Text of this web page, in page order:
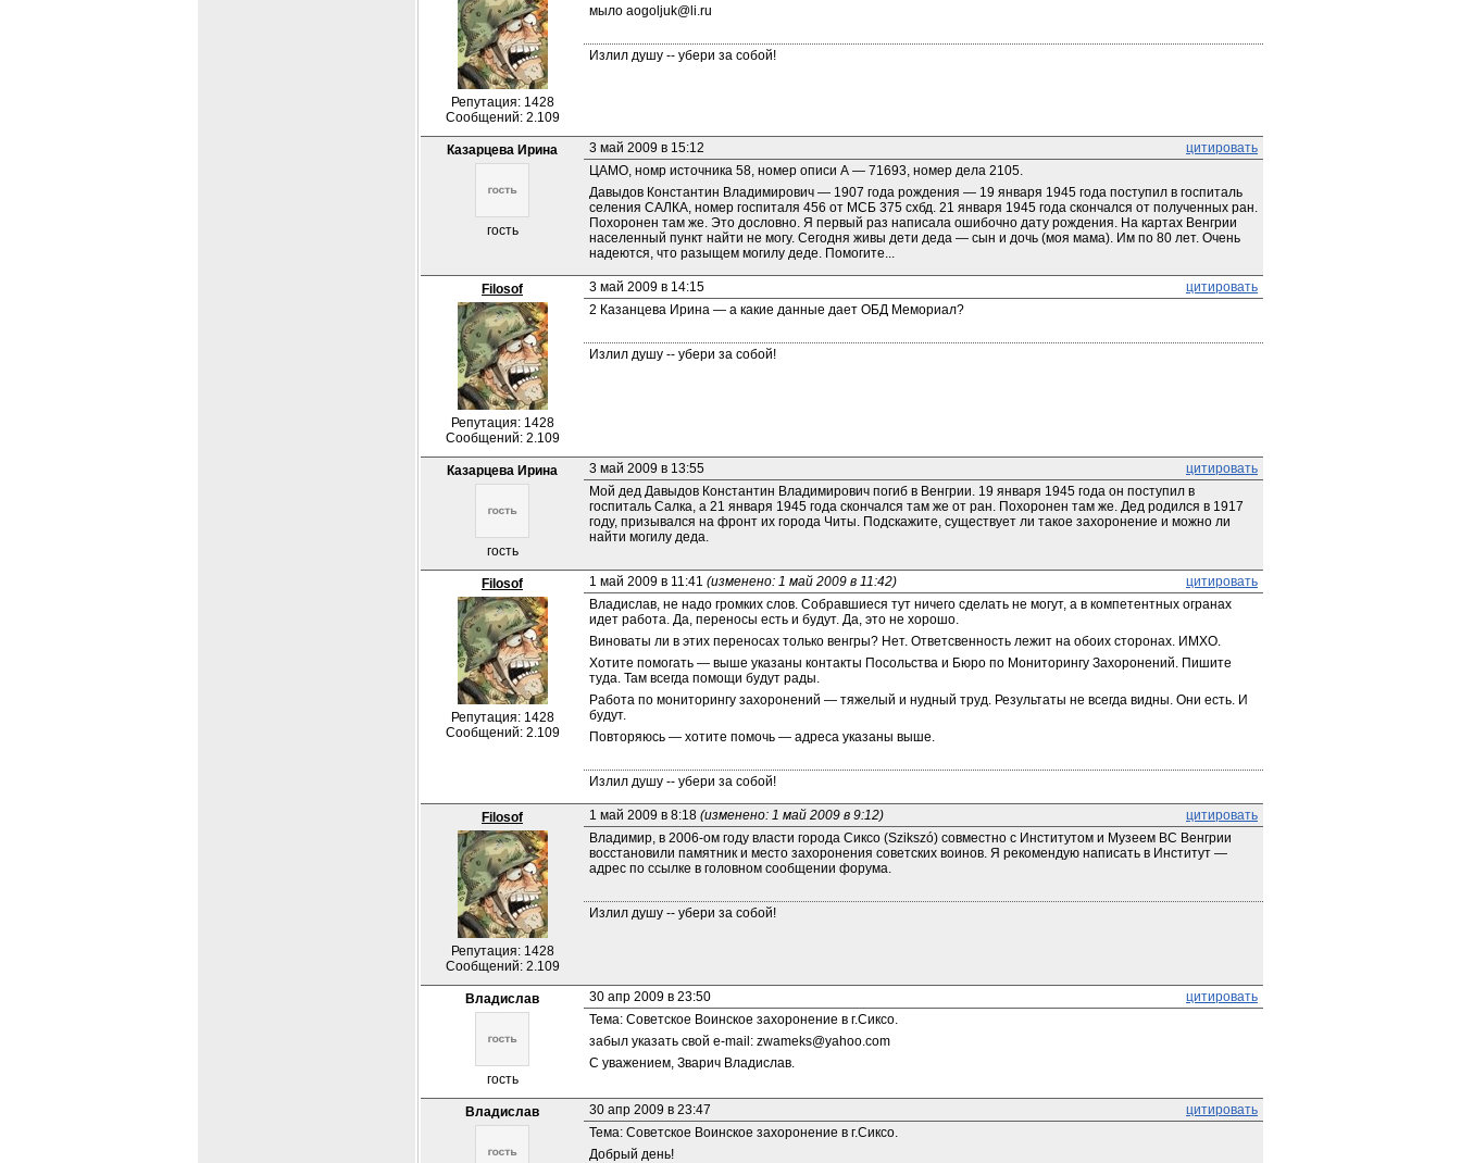
Репутация: 1428
Сообщений: 2.109
мыло aogoljuk@li.ru
Излил душу -- убери за собой!
Казарцева Ирина
гость
3 май 2009 в 15:12
цитировать
ЦАМО, номр источника 58, номер описи А — 71693, номер дела 2105.
Давыдов Константин Владимирович — 1907 года рождения — 19 января 1945 года поступил в госпиталь
селения САЛКА, номер госпиталя 456 от МСБ 375 схбд. 21 января 1945 года скончался от полученных ран.
Похоронен там же. Это дословно. Я первый раз написала ошибочно дату рождения. На картах Венгрии
населенный пункт найти не могу. Сегодня живы дети деда — сын и дочь (моя мама). Им по 80 лет. Очень
надеются, что разыщем могилу деде. Помогите...
Filosof
Репутация: 1428
Сообщений: 2.109
3 май 2009 в 14:15
цитировать
2 Казанцева Ирина — а какие данные дает ОБД Мемориал?
Излил душу -- убери за собой!
Казарцева Ирина
гость
3 май 2009 в 13:55
цитировать
Мой дед Давыдов Константин Владимирович погиб в Венгрии. 19 января 1945 года он поступил в
госпиталь Салка, а 21 января 1945 года скончался там же от ран. Похоронен там же. Дед родился в 1917
году, призывался на фронт их города Читы. Подскажите, существует ли такое захоронение и можно ли
найти могилу деда.
Filosof
Репутация: 1428
Сообщений: 2.109
1 май 2009 в 11:41 (изменено: 1 май 2009 в 11:42)
цитировать
Владислав, не надо громких слов. Собравшиеся тут ничего сделать не могут, а в компетентных огранах
идет работа. Да, переносы есть и будут. Да, это не хорошо.
Виноваты ли в этих переносах только венгры? Нет. Ответсвенность лежит на обоих сторонах. ИМХО.
Хотите помогать — выше указаны контакты Посольства и Бюро по Мониторингу Захоронений. Пишите
туда. Там всегда помощи будут рады.
Работа по мониторингу захоронений — тяжелый и нудный труд. Результаты не всегда видны. Они есть. И
будут.
Повторяюсь — хотите помочь — адреса указаны выше.
Излил душу -- убери за собой!
Filosof
Репутация: 1428
Сообщений: 2.109
1 май 2009 в 8:18 (изменено: 1 май 2009 в 9:12)
цитировать
Владимир, в 2006-ом году власти города Сиксо (Szikszó) совместно с Институтом и Музеем ВС Венгрии
восстановили памятник и место захоронения советских воинов. Я рекомендую написать в Институт —
адрес по ссылке в головном сообщении форума.
Излил душу -- убери за собой!
Владислав
гость
30 апр 2009 в 23:50
цитировать
Тема: Советское Воинское захоронение в г.Сиксо.
забыл указать свой e-mail: zwameks@yahoo.com
С уважением, Зварич Владислав.
Владислав 30 апр 2009 в 23:47
цитировать
Тема: Советское Воинское захоронение в г.Сиксо.
Добрый день!